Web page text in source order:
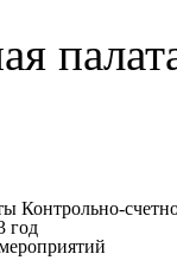
Контрольно-
год